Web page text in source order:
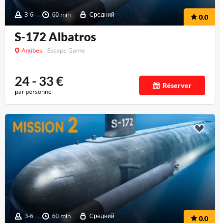
3-6 60 min Средний 0.0
S-172 Albatros
Antibes Escape Game
24 - 33€
par personne
Réserver
3-6 60 min Средний 0.0